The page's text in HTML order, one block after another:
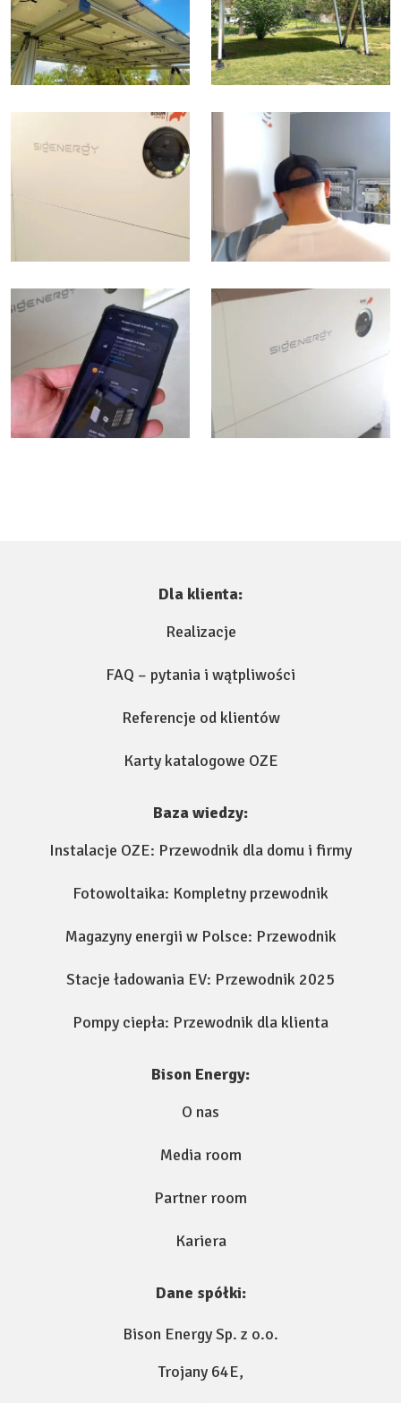
Dla klienta:
Realizacje
FAQ – pytania i wątpliwości
Referencje od klientów
Karty katalogowe OZE
Baza wiedzy:
Instalacje OZE: Przewodnik dla domu i firmy
Fotowoltaika: Kompletny przewodnik
Magazyny energii w Polsce: Przewodnik
Stacje ładowania EV: Przewodnik 2025
Pompy ciepła: Przewodnik dla klienta
Bison Energy:
O nas
Media room
Partner room
Kariera
Dane spółki:
Bison Energy Sp. z o.o.
Trojany 64E,